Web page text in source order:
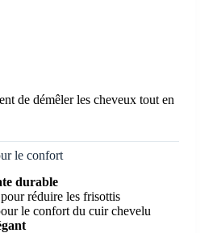
de démêler les cheveux tout en
le confort
durable
pour réduire les frisottis
le confort du cuir chevelu